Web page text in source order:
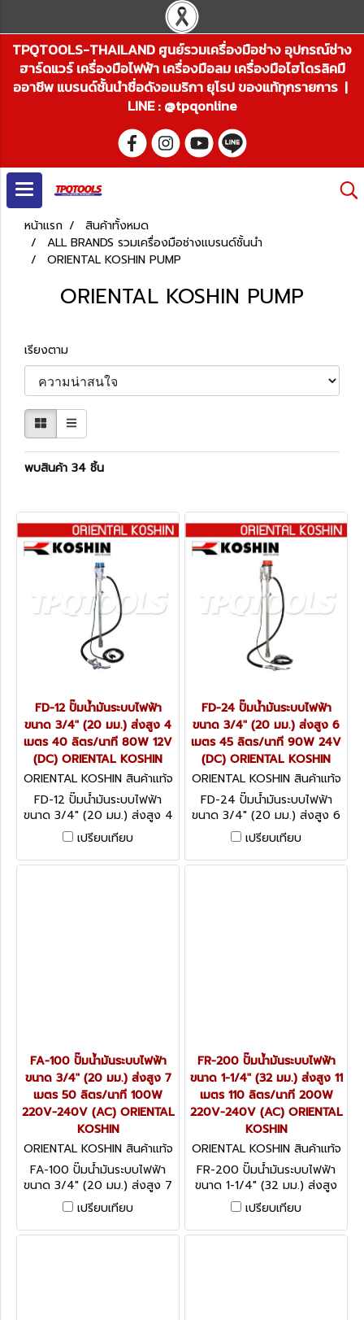
TPQTOOLS-THAILAND ศูนย์รวมเครื่องมือช่าง อุปกรณ์ช่าง
ฮาร์ดแวร์ เครื่องมือไฟฟ้า เครื่องมือลม เครื่องมือไฮโดรลิคมื
ออาชีพ แบรนด์ชั้นนำชื่อดังอเมริกา ยุโรป ของแท้ทุกรายการ |
LINE : @tpqonline
หน้าแรก
สินค้าทั้งหมด
ALL BRANDS รวมเครื่องมือช่างแบรนด์ชั้นนำ
ORIENTAL KOSHIN PUMP
ORIENTAL KOSHIN PUMP
เรียงตาม
พบสินค้า 34 ชิ้น
FD-12 ปั๊มน้ำมันระบบไฟฟ้า
ขนาด 3/4" (20 มม.) ส่งสูง 4
เมตร 40 ลิตร/นาที 80W 12V
(DC) ORIENTAL KOSHIN
ORIENTAL KOSHIN สินค้าแท้จ
ากโรงงานผู้ผลิต FD-12
FD-12 ปั๊มน้ำมันระบบไฟฟ้า
ขนาด 3/4" (20 มม.) ส่งสูง 4
เมตร 40 ลิตร/นาที 80W 12V
(DC) ORIENTAL KOSHIN
เปรียบเทียบ
FD-24 ปั๊มน้ำมันระบบไฟฟ้า
ขนาด 3/4" (20 มม.) ส่งสูง 6
เมตร 45 ลิตร/นาที 90W 24V
(DC) ORIENTAL KOSHIN
ORIENTAL KOSHIN สินค้าแท้จ
ากโรงงานผู้ผลิต FD-24
FD-24 ปั๊มน้ำมันระบบไฟฟ้า
ขนาด 3/4" (20 มม.) ส่งสูง 6
เมตร 45 ลิตร/นาที 90W 24V
(DC) ORIENTAL KOSHIN
เปรียบเทียบ
FA-100 ปั๊มน้ำมันระบบไฟฟ้า
ขนาด 3/4" (20 มม.) ส่งสูง 7
เมตร 50 ลิตร/นาที 100W
220V-240V (AC) ORIENTAL
KOSHIN
ORIENTAL KOSHIN สินค้าแท้จ
ากโรงงานผู้ผลิต FA-100
FA-100 ปั๊มน้ำมันระบบไฟฟ้า
ขนาด 3/4" (20 มม.) ส่งสูง 7
เมตร 50 ลิตร/นาที 100W
220V-240V (AC) ORIENTAL
KOSHIN
เปรียบเทียบ
FR-200 ปั๊มน้ำมันระบบไฟฟ้า
ขนาด 1-1/4" (32 มม.) ส่งสูง 11
เมตร 110 ลิตร/นาที 200W
220V-240V (AC) ORIENTAL
KOSHIN
ORIENTAL KOSHIN สินค้าแท้จ
ากโรงงานผู้ผลิต FR-200
FR-200 ปั๊มน้ำมันระบบไฟฟ้า
ขนาด 1-1/4" (32 มม.) ส่งสูง
11 เมตร 110 ลิตร/นาที 200W
220V-240V (AC) ORIENTAL
KOSHIN
เปรียบเทียบ